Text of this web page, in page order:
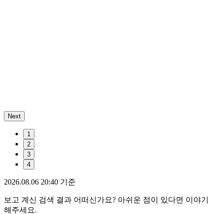
Next
1
2
3
4
2026.08.06 20:40 기준
보고 계신 검색 결과 어떠신가요? 아쉬운 점이 있다면 이야기
해주세요.